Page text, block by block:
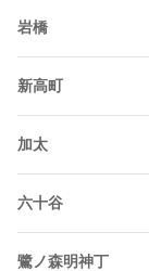
岩橋
新高町
加太
六十谷
鷺ノ森明神丁